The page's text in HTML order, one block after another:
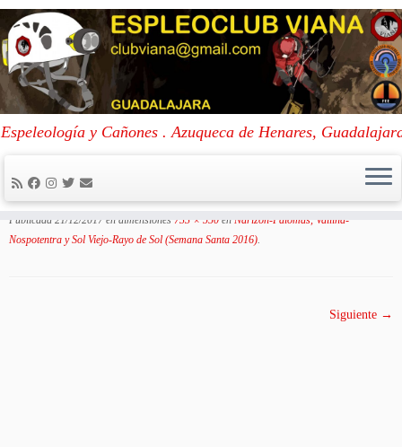
content
Espeleología y Cañones . Azuqueca de Henares,
Portada »
Narizón-Palomas, Vallina-Nospotentra y Sol Viejo-Rayo de Sol
(Semana Santa 2016)
OLYMPUS DIGITAL CAMERA
OLYMPUS DIGITAL CAMERA
Publicada 21/12/2017 en dimensiones 733 × 550 en Narizón-Palomas, Vallina-
Nospotentra y Sol Viejo-Rayo de Sol (Semana Santa 2016).
Siguiente →